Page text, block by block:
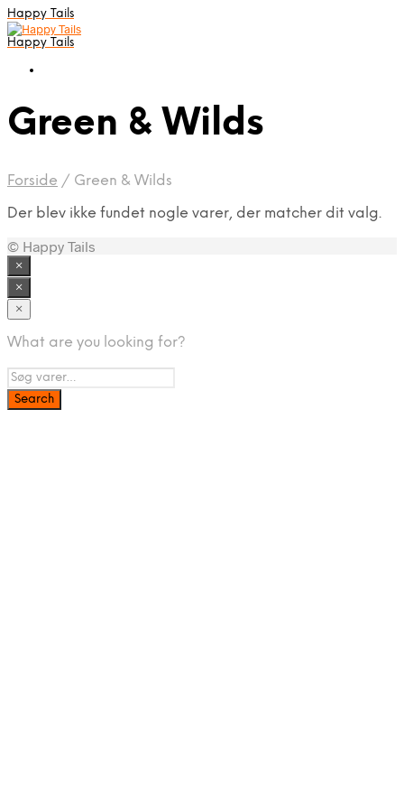
Happy Tails
Happy Tails
Green & Wilds
Forside / Green & Wilds
Der blev ikke fundet nogle varer, der matcher dit valg.
© Happy Tails
×
×
×
What are you looking for?